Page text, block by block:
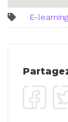
E-learning